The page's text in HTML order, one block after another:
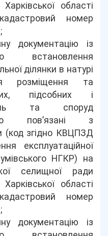
області
номер
документацію із
встановлення
ділянки в натурі
розміщення та
підсобних і
та споруд
пов’язані з
(код згідно КВЦПЗД
експлуатаційної
НГКР) на
селищної ради
області
номер
документацію із